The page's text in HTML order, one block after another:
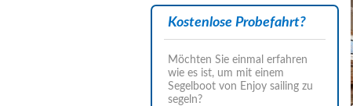
Kostenlose Probefahrt?
Möchten Sie einmal erfahren
wie es ist, um mit einem
Segelboot von Enjoy sailing zu
segeln?